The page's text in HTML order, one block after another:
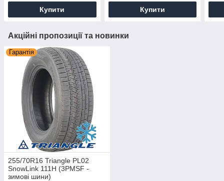
Купити Купити
Акційні пропозиції та новинки
Гарантія
255/70R16 Triangle PL02
SnowLink 111H (3PMSF -
зимові шини)